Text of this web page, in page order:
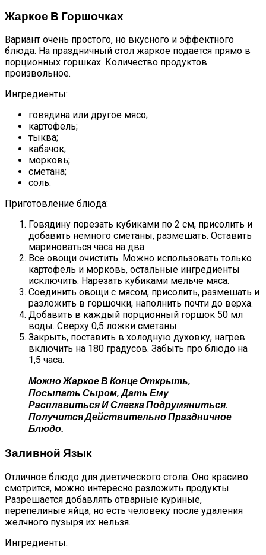
Жаркое В Горшочках
Вариант очень простого, но вкусного и эффектного
блюда. На праздничный стол жаркое подается прямо в
порционных горшках. Количество продуктов
произвольное.
Ингредиенты:
говядина или другое мясо;
картофель;
тыква;
кабачок;
морковь;
сметана;
соль.
Приготовление блюда:
Говядину порезать кубиками по 2 см, присолить и
добавить немного сметаны, размешать. Оставить
мариноваться часа на два.
Все овощи очистить. Можно использовать только
картофель и морковь, остальные ингредиенты
исключить. Нарезать кубиками мельче мяса.
Соединить овощи с мясом, присолить, размешать и
разложить в горшочки, наполнить почти до верха.
Добавить в каждый порционный горшок 50 мл
воды. Сверху 0,5 ложки сметаны.
Закрыть, поставить в холодную духовку, нагрев
включить на 180 градусов. Забыть про блюдо на
1,5 часа.
Можно Жаркое В Конце Открыть,
Посыпать Сыром, Дать Ему
Расплавиться И Слегка Подрумяниться.
Получится Действительно Праздничное
Блюдо.
Заливной Язык
Отличное блюдо для диетического стола. Оно красиво
смотрится, можно интересно разложить продукты.
Разрешается добавлять отварные куриные,
перепелиные яйца, но есть человеку после удаления
желчного пузыря их нельзя.
Ингредиенты: